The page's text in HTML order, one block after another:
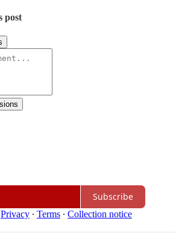
post
Subscribe
Privacy ∙ Terms ∙ Collection notice